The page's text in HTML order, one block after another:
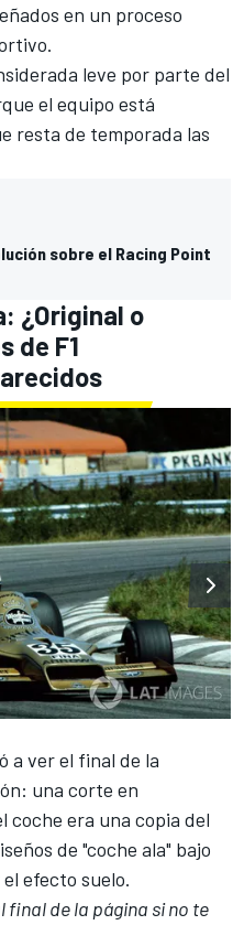
en un proceso
leve por parte del
el equipo está
resta de temporada las
sobre el Racing Point
¿Original o
de F1
a ver el final de la
una corte en
coche era una copia del
de "coche ala" bajo
efecto suelo.
final de la página si no te